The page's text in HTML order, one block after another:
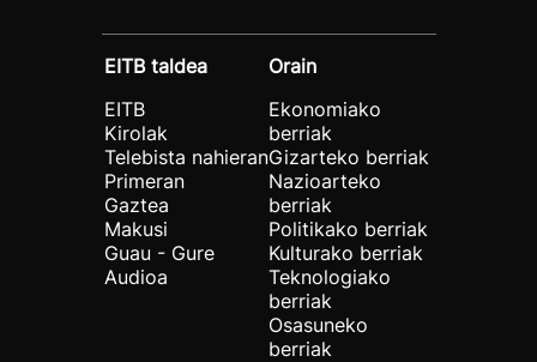
EITB taldea
EITB
Kirolak
Telebista nahieran
Primeran
Gaztea
Makusi
Guau - Gure
Audioa
Orain
Ekonomiako
berriak
Gizarteko berriak
Nazioarteko
berriak
Politikako berriak
Kulturako berriak
Teknologiako
berriak
Osasuneko
berriak